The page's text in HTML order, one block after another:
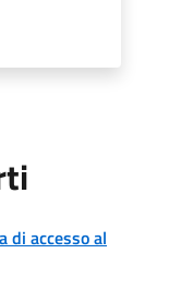
di accesso al